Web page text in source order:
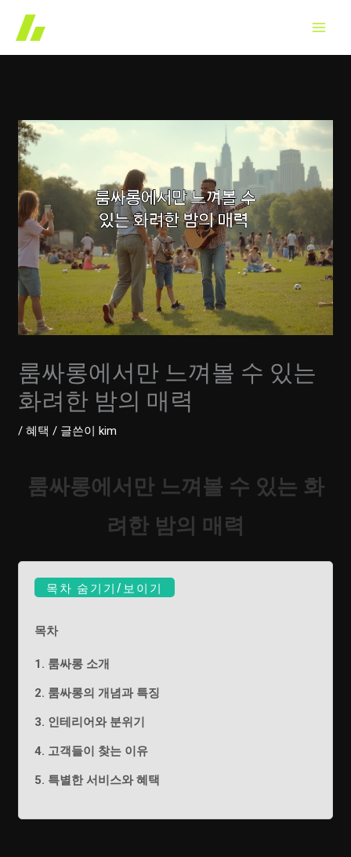
츠
룸싸롱에서만 느껴볼 수 있는
화려한 밤의 매력
/혜택 / 글쓴이kim
룸싸롱에서만 느껴볼 수 있는 화
려한 밤의 매력
목차 숨기기/보이기
목차
1. 룸싸롱 소개
2. 룸싸롱의 개념과 특징
3. 인테리어와 분위기
4. 고객들이 찾는 이유
5. 특별한 서비스와 혜택